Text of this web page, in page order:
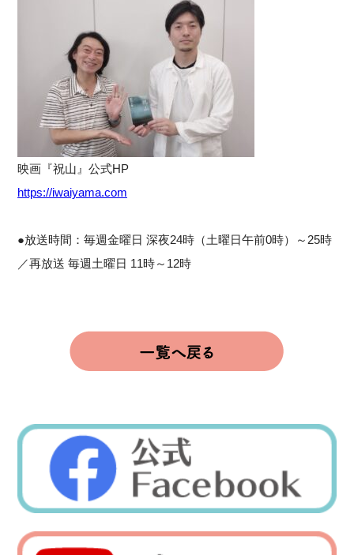
映画『祝山』公式HP
https://iwaiyama.com
●放送時間：毎週金曜日 深夜24時（土曜日午前0時）～25時
／再放送 毎週土曜日 11時～12時